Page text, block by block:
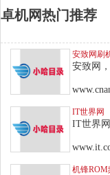
卓机网热门推荐
安致网刷
安致网
IT世界网
IT世界
机锋ROM